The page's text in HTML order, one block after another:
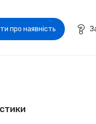
про наявність